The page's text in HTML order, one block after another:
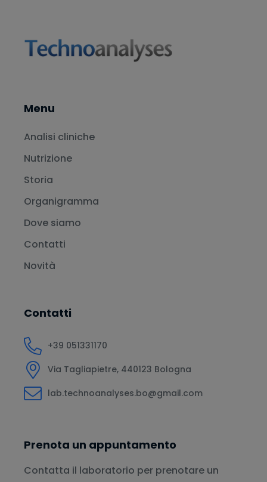
Menu
Analisi cliniche
Nutrizione
Storia
Organigramma
Dove siamo
Contatti
Novità
Contatti
+39 051331170
Via Tagliapietre, 440123 Bologna
lab.technoanalyses.bo@gmail.com
Prenota un appuntamento
Contatta il laboratorio per prenotare un